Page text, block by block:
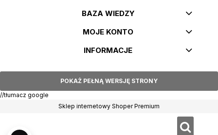
BAZA WIEDZY
MOJE KONTO
INFORMACJE
POKAŻ PEŁNĄ WERSJĘ STRONY
//tłumacz google
Sklep internetowy Shoper Premium